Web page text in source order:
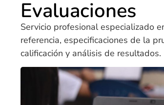
Evaluaciones
Servicio profesional especializado
referencia, especificaciones de la
calificación y análisis de resultados.